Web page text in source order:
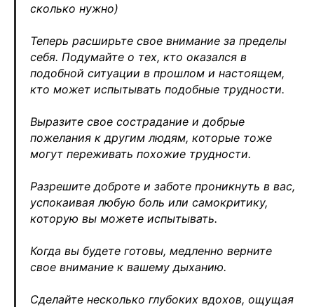
сколько нужно)
Теперь расширьте свое внимание за пределы
себя. Подумайте о тех, кто оказался в
подобной ситуации в прошлом и настоящем,
кто может испытывать подобные трудности.
Выразите свое сострадание и добрые
пожелания к другим людям, которые тоже
могут переживать похожие трудности.
Разрешите доброте и заботе проникнуть в вас,
успокаивая любую боль или самокритику,
которую вы можете испытывать.
Когда вы будете готовы, медленно верните
свое внимание к вашему дыханию.
Сделайте несколько глубоких вдохов, ощущая